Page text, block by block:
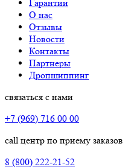
Гарантии
О нас
Отзывы
Новости
Контакты
Партнеры
Дропшиппинг
связаться с нами
+7 (969) 716 00 00
call центр по приему заказов
8 (800) 222-21-52